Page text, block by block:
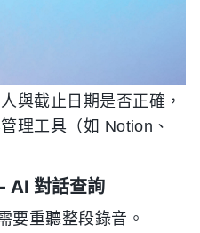
與截止日期是否正確，
理工具（如 Notion、
AI 對話查詢
要重聽整段錄音。